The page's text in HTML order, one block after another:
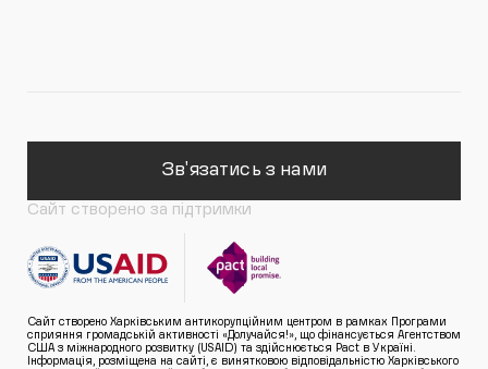
Зв'язатись з нами
Сайт створено за підтримки
Сайт створено Харківським антикорупційним центром в рамках Програми
сприяння громадській активності «Долучайся!», що фінансується Агентством
США з міжнародного розвитку (USAID) та здійснюється Pact в Україні.
Інформація, розміщена на сайті, є винятковою відповідальністю Харківського